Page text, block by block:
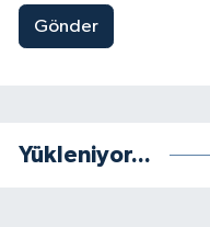
Gönder
Yükleniyor...